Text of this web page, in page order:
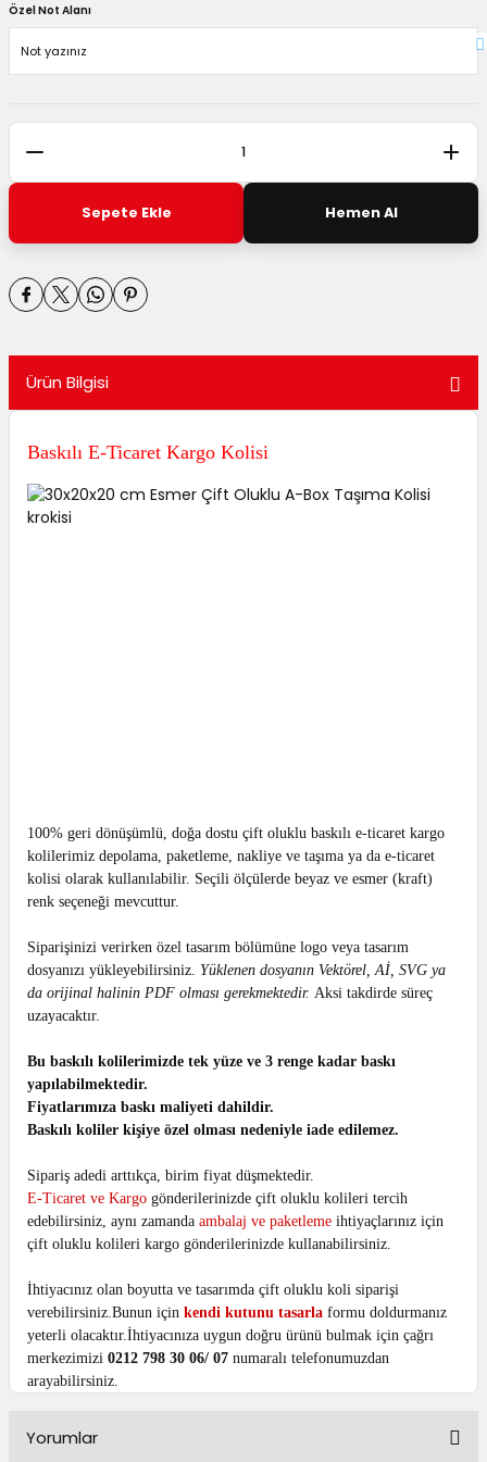
Özel Not Alanı
Sepete Ekle Hemen Al
Ürün Bilgisi
Baskılı E-Ticaret Kargo Kolisi
100% geri dönüşümlü, doğa dostu çift oluklu baskılı e-ticaret kargo
kolilerimiz depolama, paketleme, nakliye ve taşıma ya da e-ticaret
kolisi olarak kullanılabilir. Seçili ölçülerde beyaz ve esmer (kraft)
renk seçeneği mevcuttur.
Siparişinizi verirken özel tasarım bölümüne logo veya tasarım
dosyanızı yükleyebilirsiniz. Yüklenen dosyanın Vektörel, Aİ, SVG ya
da orijinal halinin PDF olması gerekmektedir. Aksi takdirde süreç
uzayacaktır.
Bu baskılı kolilerimizde tek yüze ve 3 renge kadar baskı
yapılabilmektedir.
Fiyatlarımıza baskı maliyeti dahildir.
Baskılı koliler kişiye özel olması nedeniyle iade edilemez.
Sipariş adedi arttıkça, birim fiyat düşmektedir.
E-Ticaret ve Kargo gönderilerinizde çift oluklu kolileri tercih
edebilirsiniz, aynı zamanda ambalaj ve paketleme ihtiyaçlarınız için
çift oluklu kolileri kargo gönderilerinizde kullanabilirsiniz.
İhtiyacınız olan boyutta ve tasarımda çift oluklu koli siparişi
verebilirsiniz.Bunun için kendi kutunu tasarla formu doldurmanız
yeterli olacaktır.İhtiyacınıza uygun doğru ürünü bulmak için çağrı
merkezimizi 0212 798 30 06/ 07 numaralı telefonumuzdan
arayabilirsiniz.
Yorumlar